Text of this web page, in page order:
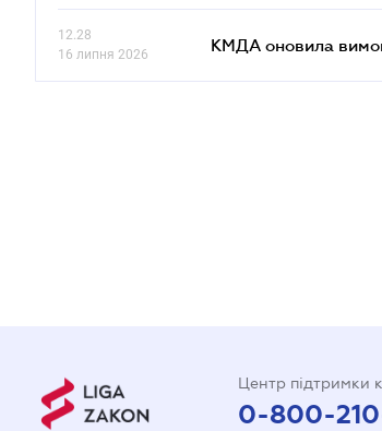
12.28
16 липня 2026
КМДА оновила
Центр підтримки
0-800-